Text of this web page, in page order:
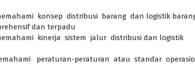
konsep distribusi barang dan logistik
dan terpadu
kinerja sistem jalur distribusi dan logistik
peraturan-peraturan atau standar